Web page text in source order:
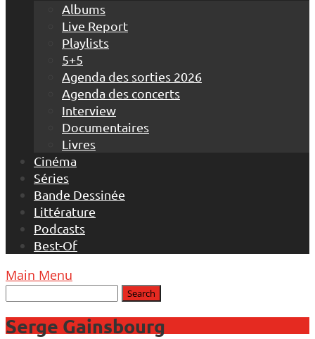
Albums
Live Report
Playlists
5+5
Agenda des sorties 2026
Agenda des concerts
Interview
Documentaires
Livres
Cinéma
Séries
Bande Dessinée
Littérature
Podcasts
Best-Of
Main Menu
Serge Gainsbourg